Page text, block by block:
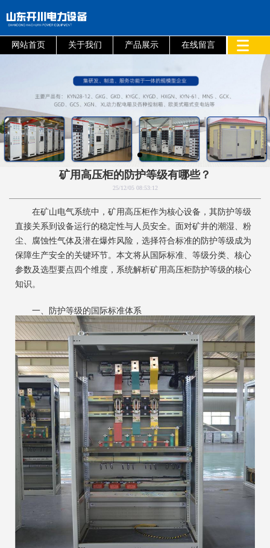
网站首页 关于我们 产品展示 在线留言
矿用高压柜的防护等级有哪些？
25/12/05 08:53:12
在矿山电气系统中，矿用高压柜作为核心设备，其防护等级
直接关系到设备运行的稳定性与人员安全。面对矿井的潮湿、粉
尘、腐蚀性气体及潜在爆炸风险，选择符合标准的防护等级成为
保障生产安全的关键环节。本文将从国际标准、等级分类、核心
参数及选型要点四个维度，系统解析矿用高压柜防护等级的核心
知识。
一、防护等级的国际标准体系